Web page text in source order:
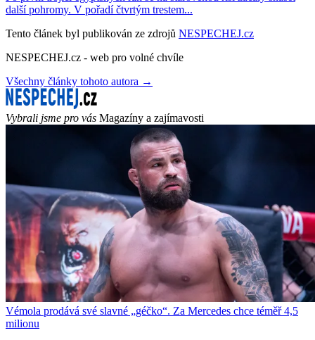
další pohromy. V pořadí čtvrtým trestem...
Tento článek byl publikován ze zdrojů NESPECHEJ.cz
NESPECHEJ.cz - web pro volné chvíle
Všechny články tohoto autora →
Vybrali jsme pro vás Magazíny a zajímavosti
Vémola prodává své slavné „géčko“. Za Mercedes chce téměř 4,5
milionu